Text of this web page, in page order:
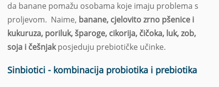
da banane pomažu osobama koje imaju problema s
proljevom. Naime, banane, cjelovito zrno pšenice i
kukuruza, poriluk, šparoge, cikorija, čičoka, luk, zob,
soja i češnjakposjeduju prebiotičke učinke.
Sinbiotici - kombinacija probiotika i prebiotika